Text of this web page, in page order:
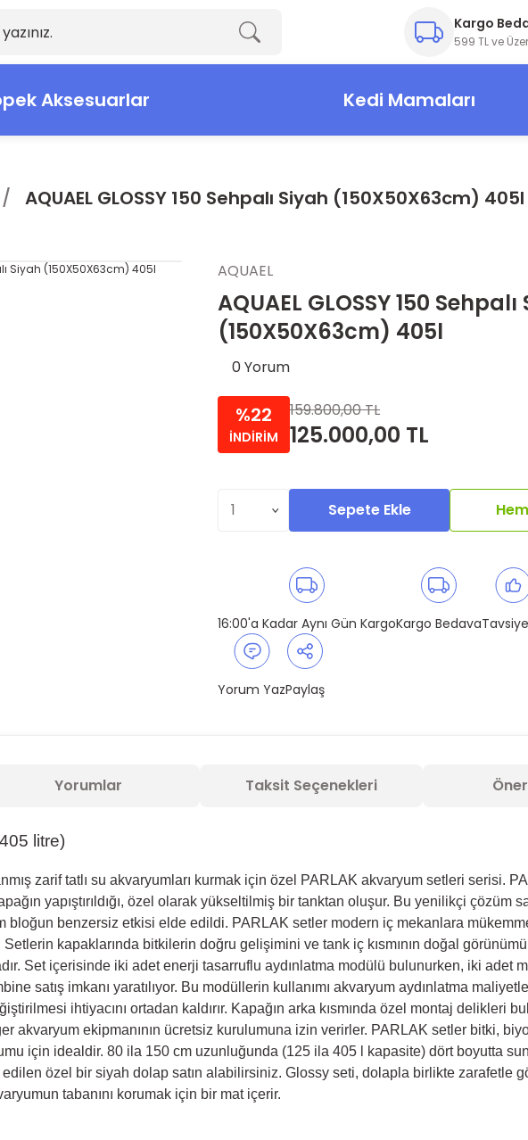
Kargo
599 TL ve
Aksesuarlar Kedi Mamaları
AQUAEL GLOSSY 150 Sehpalı Siyah (150X50X63cm) 405l
AQUAEL
AQUAEL GLOSSY 150
(150X50X63cm) 405l
0 Yorum
%22
İNDİRİM
159.800,00 TL
125.000,00 TL
Sepete Ekle
16:00'a Kadar Aynı Gün KargoKargo Bedava
Yorum YazPaylaş
Yorumlar Taksit Seçenekleri
litre)
zarif tatlı su akvaryumları kurmak için özel PARLAK akvaryum setleri serisi.
yapıştırıldığı, özel olarak yükseltilmiş bir tanktan oluşur. Bu yenilikçi çözüm
bloğun benzersiz etkisi elde edildi. PARLAK setler modern iç mekanlara
kapaklarında bitkilerin doğru gelişimini ve tank iç kısmının doğal
Set içerisinde iki adet enerji tasarruflu aydınlatma modülü bulunurken, iki adet
satış imkanı yaratılıyor. Bu modüllerin kullanımı akvaryum aydınlatma
ihtiyacını ortadan kaldırır. Kapağın arka kısmında özel montaj delikleri
akvaryum ekipmanının ücretsiz kurulumuna izin verirler. PARLAK setler bitki,
için idealdir. 80 ila 150 cm uzunluğunda (125 ila 405 l kapasite) dört boyutta
özel bir siyah dolap satın alabilirsiniz. Glossy seti, dolapla birlikte zarafetle
tabanını korumak için bir mat içerir.